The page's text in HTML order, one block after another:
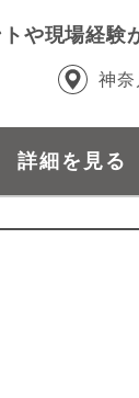
トや現場経
神奈
詳細を見る